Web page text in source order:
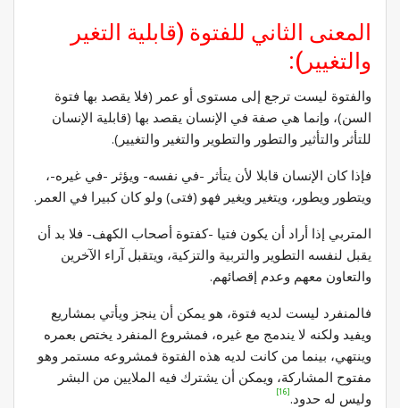
المعنى الثاني للفتوة (قابلية التغير
والتغيير):
والفتوة ليست ترجع إلى مستوى أو عمر (فلا يقصد بها فتوة
السن)، وإنما هي صفة في الإنسان يقصد بها (قابلية الإنسان
للتأثر والتأثير والتطور والتطوير والتغير والتغيير).
فإذا كان الإنسان قابلا لأن يتأثر -في نفسه- ويؤثر -في غيره-،
ويتطور ويطور، ويتغير ويغير فهو (فتى) ولو كان كبيرا في العمر.
المتربي إذا أراد أن يكون فتيا -كفتوة أصحاب الكهف- فلا بد أن
يقبل لنفسه التطوير والتربية والتزكية، ويتقبل آراء الآخرين
والتعاون معهم وعدم إقصائهم.
فالمنفرد ليست لديه فتوة، هو يمكن أن ينجز ويأتي بمشاريع
ويفيد ولكنه لا يندمج مع غيره، فمشروع المنفرد يختص بعمره
وينتهي، بينما من كانت لديه هذه الفتوة فمشروعه مستمر وهو
مفتوح المشاركة، ويمكن أن يشترك فيه الملايين من البشر
وليس له حدود.[16]